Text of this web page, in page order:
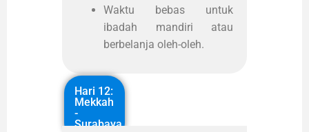
Waktu bebas untuk
ibadah mandiri atau
berbelanja oleh-oleh.
Hari 12:
Mekkah
-
Surabaya